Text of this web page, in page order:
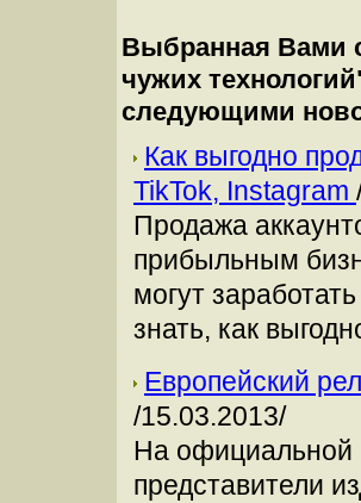
Выбранная Вами
чужих технологий
следующими
Как выгодно
TikTok, Instagram
Продажа
прибыльным
могут
знать, как
Европейский
/15.03.2013/
На официальной
представители